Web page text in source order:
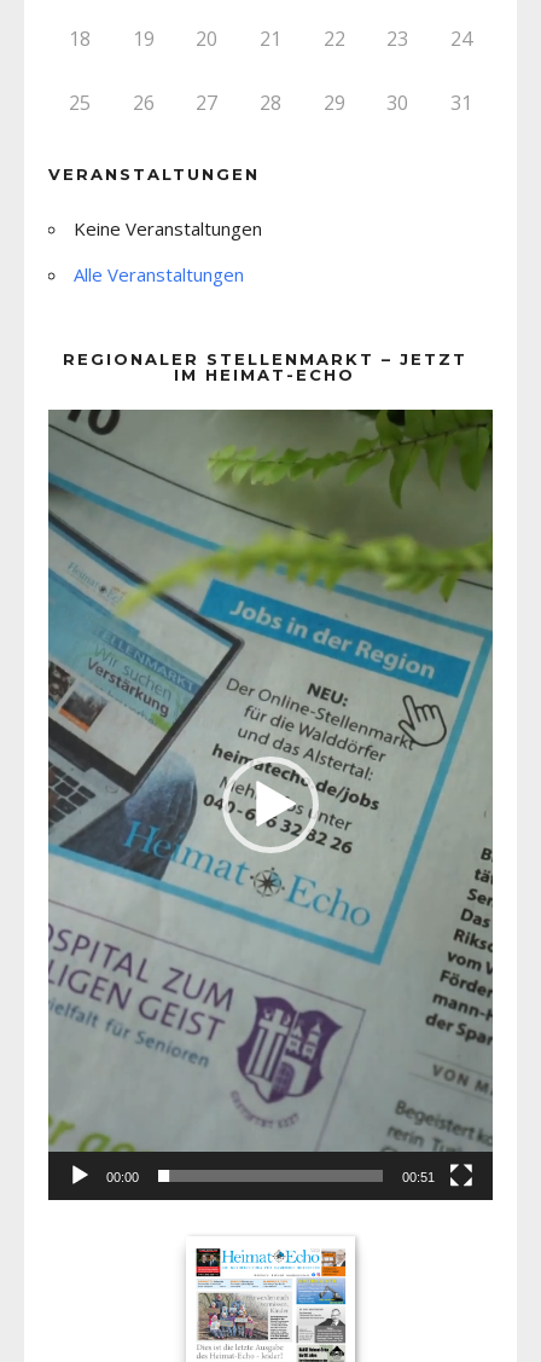
18 19 20 21 22 23 24
25 26 27 28 29 30 31
VERANSTALTUNGEN
Keine Veranstaltungen
Alle Veranstaltungen
REGIONALER STELLENMARKT – JETZT
IM HEIMAT-ECHO
Player
00:00 00:51